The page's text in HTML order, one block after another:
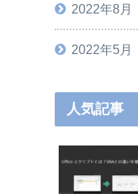
2022年8月
2022年5月
人気記事